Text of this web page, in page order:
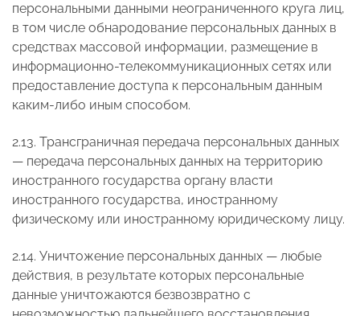
персональными данными неограниченного круга лиц,
в том числе обнародование персональных данных в
средствах массовой информации, размещение в
информационно-телекоммуникационных сетях или
предоставление доступа к персональным данным
каким-либо иным способом.
2.13. Трансграничная передача персональных данных
— передача персональных данных на территорию
иностранного государства органу власти
иностранного государства, иностранному
физическому или иностранному юридическому лицу.
2.14. Уничтожение персональных данных — любые
действия, в результате которых персональные
данные уничтожаются безвозвратно с